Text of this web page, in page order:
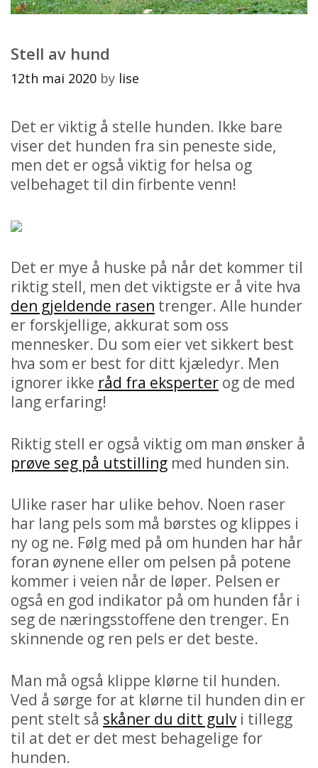
Stell av hund
12th mai 2020 by lise
Det er viktig å stelle hunden. Ikke bare
viser det hunden fra sin peneste side,
men det er også viktig for helsa og
velbehaget til din firbente venn!
Det er mye å huske på når det kommer til
riktig stell, men det viktigste er å vite hva
den gjeldende rasen trenger. Alle hunder
er forskjellige, akkurat som oss
mennesker. Du som eier vet sikkert best
hva som er best for ditt kjæledyr. Men
ignorer ikke råd fra eksperter og de med
lang erfaring!
Riktig stell er også viktig om man ønsker å
prøve seg på utstilling med hunden sin.
Ulike raser har ulike behov. Noen raser
har lang pels som må børstes og klippes i
ny og ne. Følg med på om hunden har hår
foran øynene eller om pelsen på potene
kommer i veien når de løper. Pelsen er
også en god indikator på om hunden får i
seg de næringsstoffene den trenger. En
skinnende og ren pels er det beste.
Man må også klippe klørne til hunden.
Ved å sørge for at klørne til hunden din er
pent stelt så skåner du ditt gulvi tillegg
til at det er det mest behagelige for
hunden.